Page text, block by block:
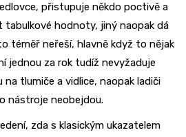
přistupuje někdo poctivě a
tabulkové hodnoty, jiný naopak dá
téměř neřeší, hlavně když to nějak
jednou za rok tudíž nevyžaduje
tlumiče a vidlice, naopak ladiči
nástroje neobejdou.
zda s klasickým ukazatelem